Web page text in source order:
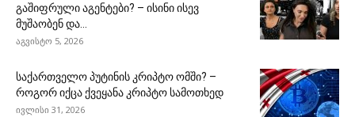
გაშიფრული აგენტები? – ისინი ისევ
მუშაობენ და...
აგვისტო 5, 2026
საქართველო პუტინის კრიპტო ომში? –
როგორ იქცა ქვეყანა კრიპტო სამოთხედ
ივლისი 31, 2026